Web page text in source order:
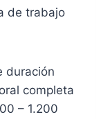
de trabajo
duración
completa
– 1.200